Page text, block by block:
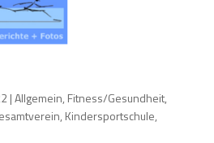
|Allgemein, Fitness/Gesundheit,
, Kindersportschule,